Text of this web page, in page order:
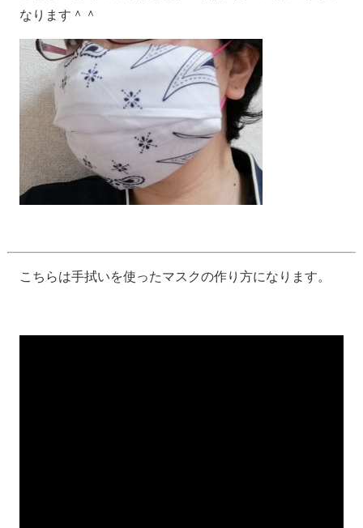
なります＾＾
こちらは手拭いを使ったマスクの作り方になります。